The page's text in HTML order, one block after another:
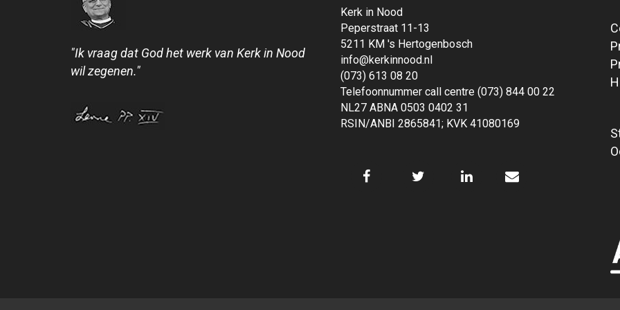
"Ik vraag dat God het werk van Kerk in Nood
wil zegenen."
Kerk in Nood
Peperstraat 11-13
5211 KM 's Hertogenbosch
info@kerkinnood.nl
(073) 613 08 20
Telefoonnummer call centre (073) 844 00 22
NL27 ABNA 0503 0402 31
RSIN/ANBI 2865841; KVK 41080169